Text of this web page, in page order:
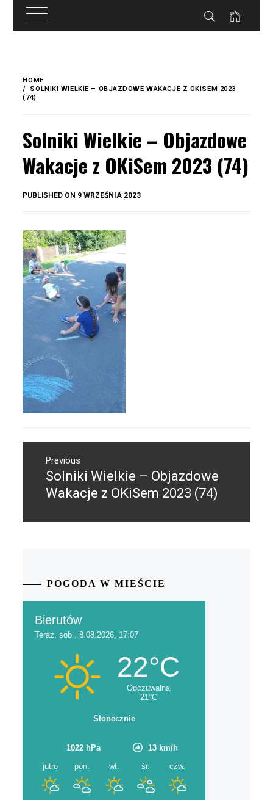
treści
content
HOME
SOLNIKI WIELKIE – OBJAZDOWE WAKACJE Z OKISEM 2023
(74)
Solniki Wielkie – Objazdowe
Wakacje z OKiSem 2023 (74)
PUBLISHED ON 9 WRZEŚNIA 2023
wpisuPrevious
Previous
post:
Solniki Wielkie – Objazdowe
Wakacje z OKiSem 2023 (74)
POGODA W MIEŚCIE